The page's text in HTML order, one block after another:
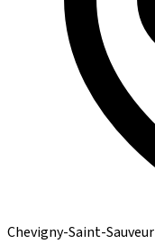
Chevigny-Saint-Sauveur